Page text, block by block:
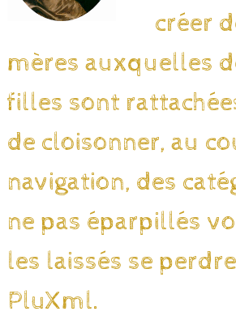
créer
mères auxquelles
filles sont
de cloisonner, au
navigation, des
ne pas éparpillés
les laissés se
PluXml.